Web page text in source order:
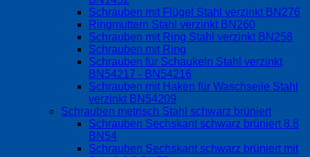
Schrauben mit Flügel Stahl verzinkt BN276
Ringmuttern Stahl verzinkt BN260
Schrauben mit Ring Stahl verzinkt BN258
Schrauben mit Ring
Schrauben für Schaukeln Stahl verzinkt
BN54217 - BN54216
Schrauben mit Haken für Waschseile Stahl
verzinkt BN54209
Schrauben metrisch Stahl schwarz brüniert
Schrauben Sechskant schwarz brüniert 8.8
BN54
Schrauben Sechskant schwarz brüniert mit